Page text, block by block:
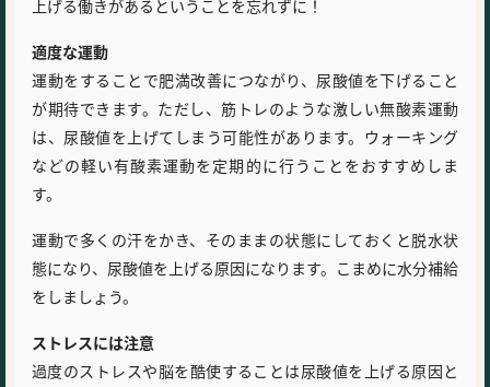
上げる働きがあるということを忘れずに！
適度な運動
運動をすることで肥満改善につながり、尿酸値を下げること
が期待できます。ただし、筋トレのような激しい無酸素運動
は、尿酸値を上げてしまう可能性があります。ウォーキング
などの軽い有酸素運動を定期的に行うことをおすすめしま
す。
運動で多くの汗をかき、そのままの状態にしておくと脱水状
態になり、尿酸値を上げる原因になります。こまめに水分補給
をしましょう。
ストレスには注意
過度のストレスや脳を酷使することは尿酸値を上げる原因と